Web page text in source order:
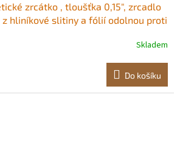
zrcátko , tloušťka 0,15", zrcadlo
z hliníkové slitiny a fólií odolnou proti
koupelny/ložnice/obývacího pokoje
Skladem
Do košíku